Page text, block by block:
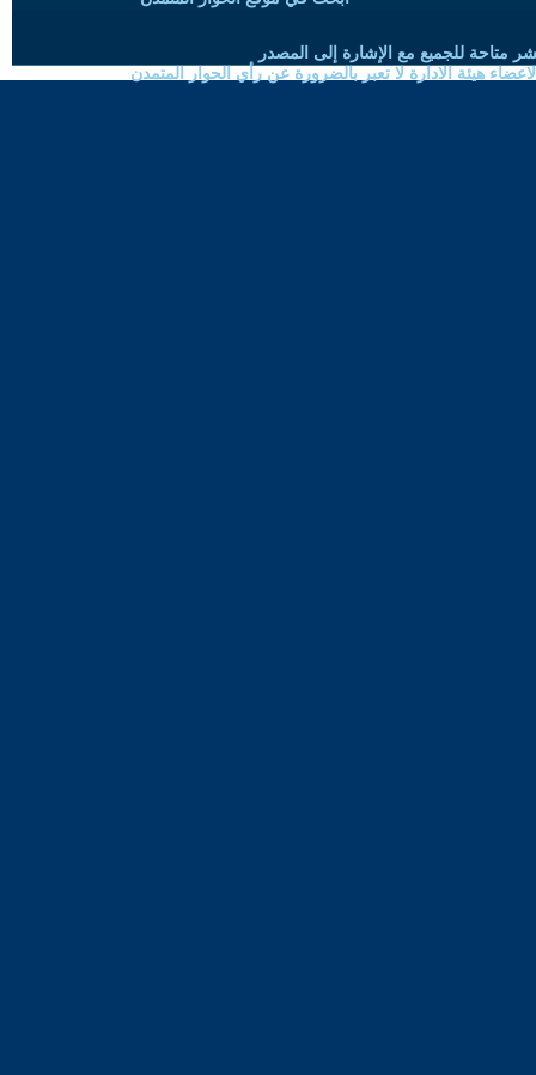
متاحة للجميع مع الإشارة إلى المصدر
هيئة الادارة لا تعبر بالضرورة عن رأي الحوار المتمدن